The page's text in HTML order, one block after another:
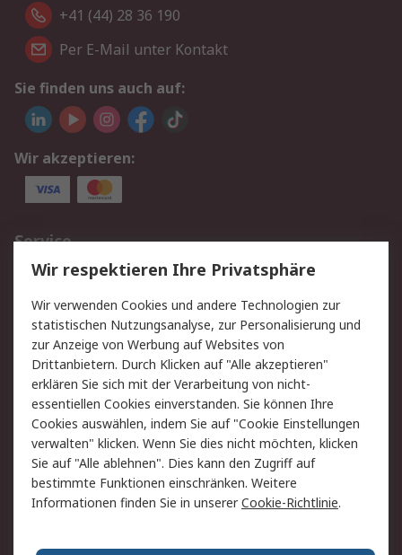
+41 (44) 28 36 190
Per E-Mail unter Kontakt
Sie finden uns auch auf:
Wir akzeptieren:
Service
Value Added Services
Lieferlösungen
Rücksendungen
Kontakt
Hilfe
Rechtliches
AGB
Datenschutz
Cookie-Richtlinie
Zahlungsbedingungen
Copyright/Impressum
Über RS
Wir respektieren Ihre Privatsphäre
Wir verwenden Cookies und andere Technologien zur
statistischen Nutzungsanalyse, zur Personalisierung und
zur Anzeige von Werbung auf Websites von
Drittanbietern. Durch Klicken auf "Alle akzeptieren"
erklären Sie sich mit der Verarbeitung von nicht-
essentiellen Cookies einverstanden. Sie können Ihre
Cookies auswählen, indem Sie auf "Cookie Einstellungen
verwalten" klicken. Wenn Sie dies nicht möchten, klicken
Sie auf "Alle ablehnen". Dies kann den Zugriff auf
bestimmte Funktionen einschränken. Weitere
Informationen finden Sie in unsererCookie-Richtlinie.